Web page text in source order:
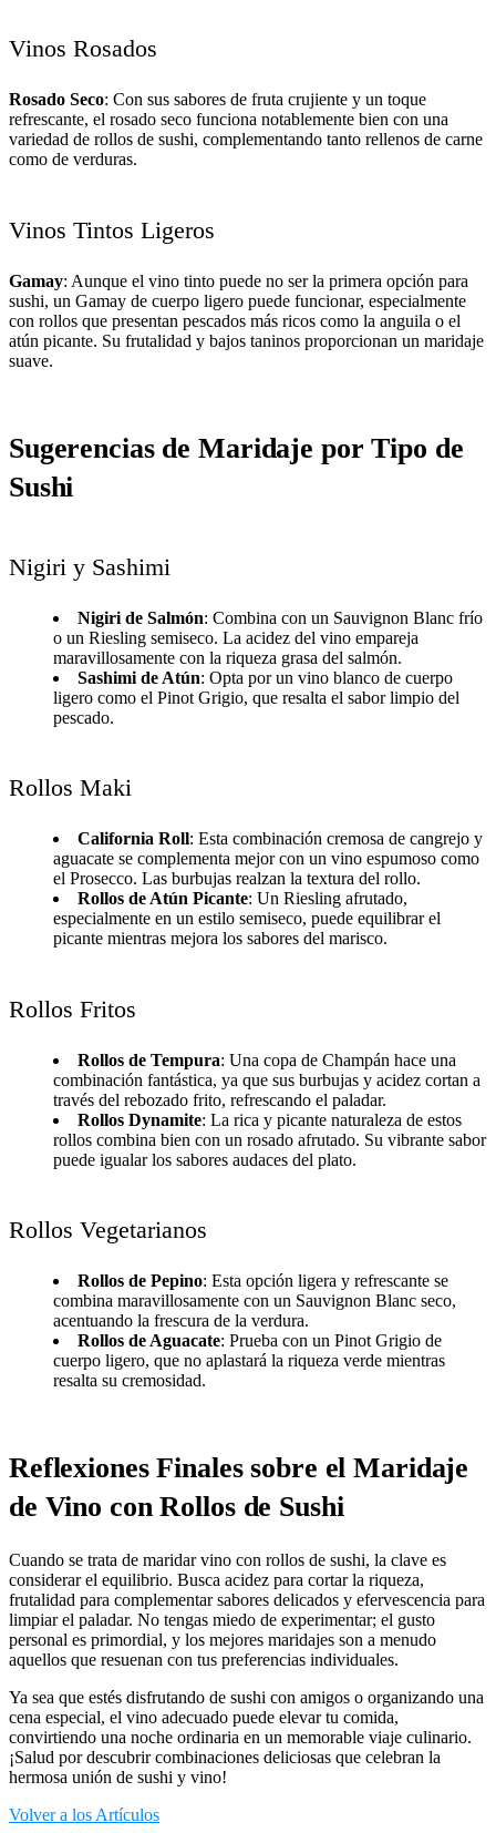
Vinos Rosados
Rosado Seco: Con sus sabores de fruta crujiente y un toque
refrescante, el rosado seco funciona notablemente bien con una
variedad de rollos de sushi, complementando tanto rellenos de carne
como de verduras.
Vinos Tintos Ligeros
Gamay: Aunque el vino tinto puede no ser la primera opción para
sushi, un Gamay de cuerpo ligero puede funcionar, especialmente
con rollos que presentan pescados más ricos como la anguila o el
atún picante. Su frutalidad y bajos taninos proporcionan un maridaje
suave.
Sugerencias de Maridaje por Tipo de
Sushi
Nigiri y Sashimi
Nigiri de Salmón: Combina con un Sauvignon Blanc frío
o un Riesling semiseco. La acidez del vino empareja
maravillosamente con la riqueza grasa del salmón.
Sashimi de Atún: Opta por un vino blanco de cuerpo
ligero como el Pinot Grigio, que resalta el sabor limpio del
pescado.
Rollos Maki
California Roll: Esta combinación cremosa de cangrejo y
aguacate se complementa mejor con un vino espumoso como
el Prosecco. Las burbujas realzan la textura del rollo.
Rollos de Atún Picante: Un Riesling afrutado,
especialmente en un estilo semiseco, puede equilibrar el
picante mientras mejora los sabores del marisco.
Rollos Fritos
Rollos de Tempura: Una copa de Champán hace una
combinación fantástica, ya que sus burbujas y acidez cortan a
través del rebozado frito, refrescando el paladar.
Rollos Dynamite: La rica y picante naturaleza de estos
rollos combina bien con un rosado afrutado. Su vibrante sabor
puede igualar los sabores audaces del plato.
Rollos Vegetarianos
Rollos de Pepino: Esta opción ligera y refrescante se
combina maravillosamente con un Sauvignon Blanc seco,
acentuando la frescura de la verdura.
Rollos de Aguacate: Prueba con un Pinot Grigio de
cuerpo ligero, que no aplastará la riqueza verde mientras
resalta su cremosidad.
Reflexiones Finales sobre el Maridaje
de Vino con Rollos de Sushi
Cuando se trata de maridar vino con rollos de sushi, la clave es
considerar el equilibrio. Busca acidez para cortar la riqueza,
frutalidad para complementar sabores delicados y efervescencia para
limpiar el paladar. No tengas miedo de experimentar; el gusto
personal es primordial, y los mejores maridajes son a menudo
aquellos que resuenan con tus preferencias individuales.
Ya sea que estés disfrutando de sushi con amigos o organizando una
cena especial, el vino adecuado puede elevar tu comida,
convirtiendo una noche ordinaria en un memorable viaje culinario.
¡Salud por descubrir combinaciones deliciosas que celebran la
hermosa unión de sushi y vino!
Volver a los Artículos